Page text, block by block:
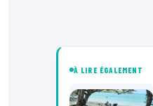
À LIRE ÉGALEMENT